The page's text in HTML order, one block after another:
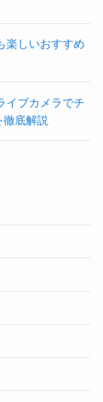
の可能性・再
｜予約取れな
とさくらラウ
しいおすすめ
ブカメラでチ